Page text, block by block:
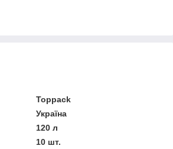
Toppack
Україна
120 л
10 шт.